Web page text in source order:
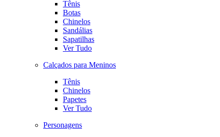
Tênis
Botas
Chinelos
Sandálias
Sapatilhas
Ver Tudo
Calçados para Meninos
Tênis
Chinelos
Papetes
Ver Tudo
Personagens